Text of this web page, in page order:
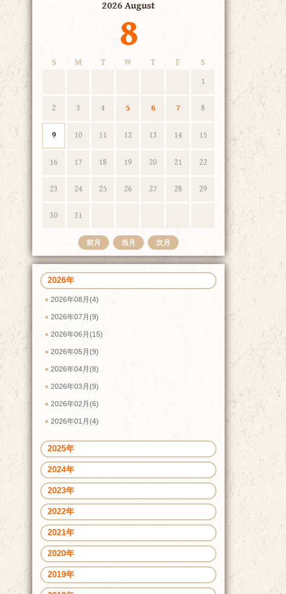
2026 August
8
S M T W T F
S
1
2 3 4 5 6 7 8
9 10 11 12 13 14 15
16 17 18 19 20 21 22
23 24 25 26 27 28 29
30 31
前月 当月 次月
2026年
2026年08月(4)
2026年07月(9)
2026年06月(15)
2026年05月(9)
2026年04月(8)
2026年03月(9)
2026年02月(6)
2026年01月(4)
2025年
2024年
2023年
2022年
2021年
2020年
2019年